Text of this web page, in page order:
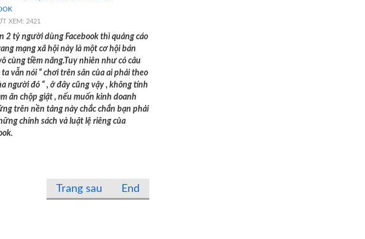
XEM: 2421
2 tỷ người dùng Facebook thì quảng cáo
mạng xã hội này là một cơ hội bán
cùng tiềm năng.Tuy nhiên như có câu
vẫn nói “ chơi trên sân của ai phải theo
người đó “ , ở đây cũng vậy , không tính
ăn chộp giật , nếu muốn kinh doanh
trên nền tảng này chắc chắn bạn phải
chính sách và luật lệ riêng của
Trang sau End